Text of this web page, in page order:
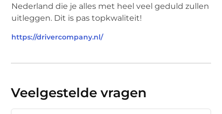
Nederland die je alles met heel veel geduld zullen
uitleggen. Dit is pas topkwaliteit!
https://drivercompany.nl/
Veelgestelde vragen